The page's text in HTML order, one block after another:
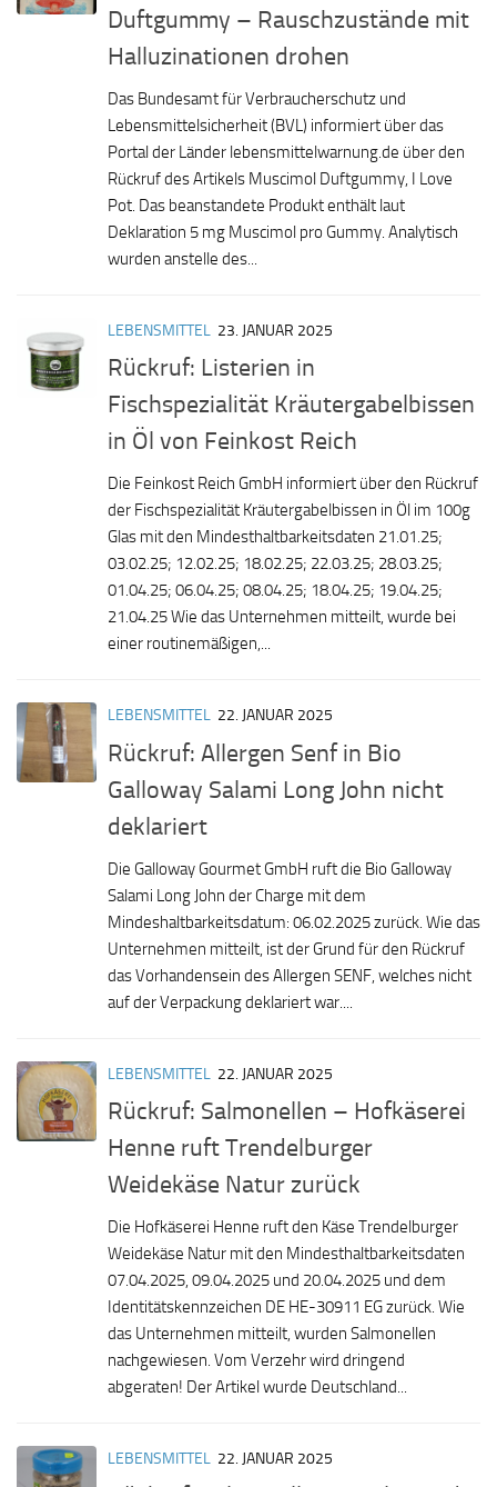
Duftgummy – Rauschzustände mit
Halluzinationen drohen
Das Bundesamt für Verbraucherschutz und
Lebensmittelsicherheit (BVL) informiert über das
Portal der Länder lebensmittelwarnung.de über den
Rückruf des Artikels Muscimol Duftgummy, I Love
Pot. Das beanstandete Produkt enthält laut
Deklaration 5 mg Muscimol pro Gummy. Analytisch
wurden anstelle des...
LEBENSMITTEL 23. JANUAR 2025
Rückruf: Listerien in
Fischspezialität Kräutergabelbissen
in Öl von Feinkost Reich
Die Feinkost Reich GmbH informiert über den Rückruf
der Fischspezialität Kräutergabelbissen in Öl im 100g
Glas mit den Mindesthaltbarkeitsdaten 21.01.25;
03.02.25; 12.02.25; 18.02.25; 22.03.25; 28.03.25;
01.04.25; 06.04.25; 08.04.25; 18.04.25; 19.04.25;
21.04.25 Wie das Unternehmen mitteilt, wurde bei
einer routinemäßigen,...
LEBENSMITTEL 22. JANUAR 2025
Rückruf: Allergen Senf in Bio
Galloway Salami Long John nicht
deklariert
Die Galloway Gourmet GmbH ruft die Bio Galloway
Salami Long John der Charge mit dem
Mindeshaltbarkeitsdatum: 06.02.2025 zurück. Wie das
Unternehmen mitteilt, ist der Grund für den Rückruf
das Vorhandensein des Allergen SENF, welches nicht
auf der Verpackung deklariert war....
LEBENSMITTEL 22. JANUAR 2025
Rückruf: Salmonellen – Hofkäserei
Henne ruft Trendelburger
Weidekäse Natur zurück
Die Hofkäserei Henne ruft den Käse Trendelburger
Weidekäse Natur mit den Mindesthaltbarkeitsdaten
07.04.2025, 09.04.2025 und 20.04.2025 und dem
Identitätskennzeichen DE HE-30911 EG zurück. Wie
das Unternehmen mitteilt, wurden Salmonellen
nachgewiesen. Vom Verzehr wird dringend
abgeraten! Der Artikel wurde Deutschland...
LEBENSMITTEL 22. JANUAR 2025